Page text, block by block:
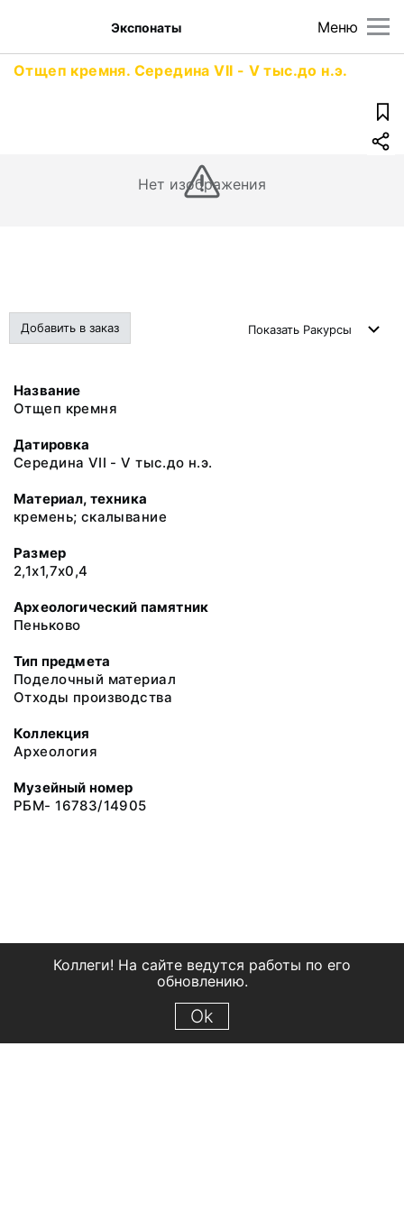
Меню
Экспонаты
Отщеп кремня. Середина VII - V тыс.до н.э.
Нет изображения
Добавить в заказ Показать Ракурсы
Название
Отщеп кремня
Датировка
Середина VII - V тыс.до н.э.
Материал, техника
кремень; скалывание
Размер
2,1х1,7х0,4
Археологический памятник
Пеньково
Тип предмета
Поделочный материал
Отходы производства
Коллекция
Археология
Музейный номер
РБМ- 16783/14905
Коллеги! На сайте ведутся работы по его
обновлению.
Ok